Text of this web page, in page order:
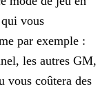
vous
par exemple :
les autres GM,
vous coûtera des